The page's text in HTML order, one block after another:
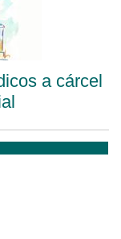
a cárcel